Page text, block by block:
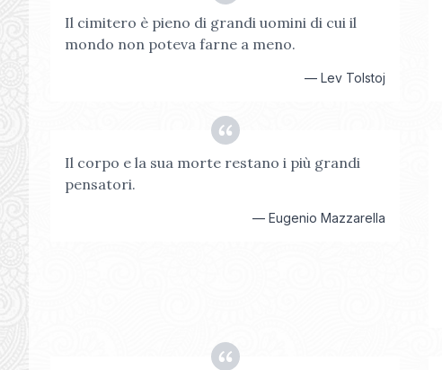
Il cimitero è pieno di grandi uomini di cui il
mondo non poteva farne a meno.
—Lev Tolstoj
Il corpo e la sua morte restano i più grandi
pensatori.
—Eugenio Mazzarella